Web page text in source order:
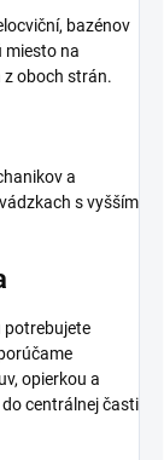
bazénov
miesto na
z oboch strán.
a
s vyšším
potrebujete
opierkou a
centrálnej časti